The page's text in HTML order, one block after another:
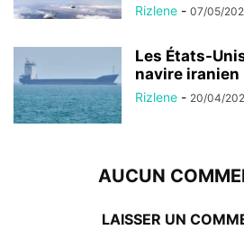
Rizlene - 07/05/
Les États-
navire iranien
Rizlene - 20/04/
AUCUN
LAISSER UN